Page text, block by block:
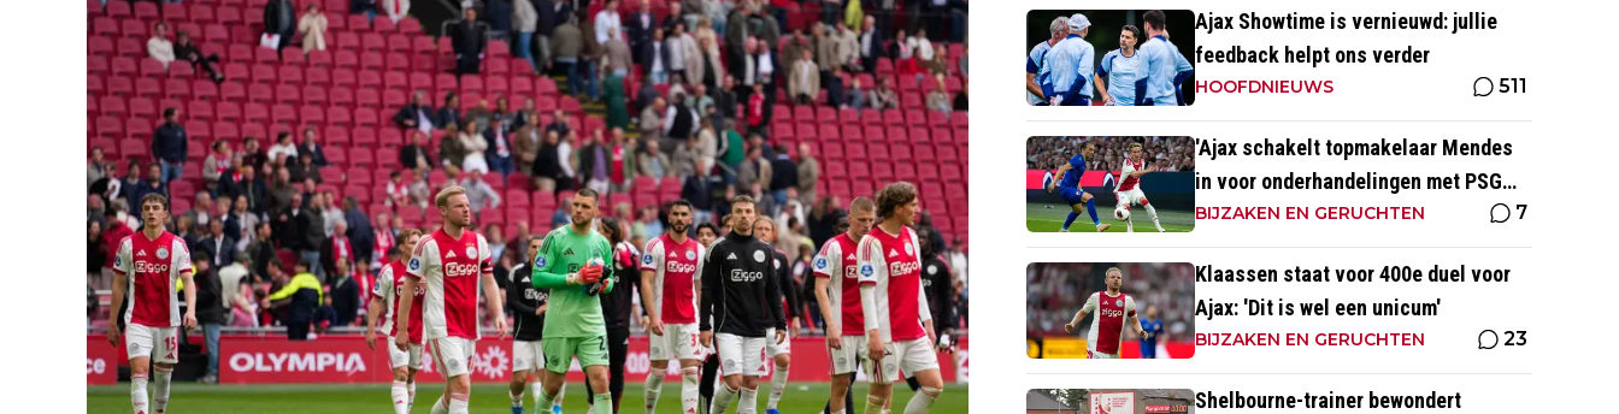
Ajax Showtime is vernieuwd: jullie
feedback helpt ons verder
HOOFDNIEUWS 511
'Ajax schakelt topmakelaar Mendes
in voor onderhandelingen met PSG
over Godts'
BIJZAKEN EN GERUCHTEN 7
Klaassen staat voor 400e duel voor
Ajax: 'Dit is wel een unicum'
BIJZAKEN EN GERUCHTEN 23
Shelbourne-trainer bewondert